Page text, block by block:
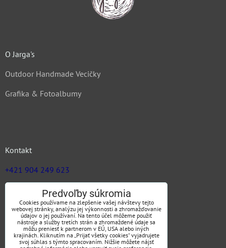
O Jarga's
Outdoor Handmade Vecičky
Grafika & Fotoalbumy
Kontakt
+421 904 249 623
zuz@jargas.sk
Obchodné podmienky
Predvoľby súkromia
Cookies používame na zlepšenie vašej návštevy tejto
webovej stránky, analýzu jej výkonnosti a zhromažďovanie
údajov o jej používaní. Na tento účel môžeme použiť
nástroje a služby tretích strán a zhromaždené údaje sa
môžu preniesť k partnerom v EÚ, USA alebo iných
krajinách. Kliknutím na „Prijať všetky cookies“ vyjadrujete
svoj súhlas s týmto spracovaním. Nižšie môžete nájsť